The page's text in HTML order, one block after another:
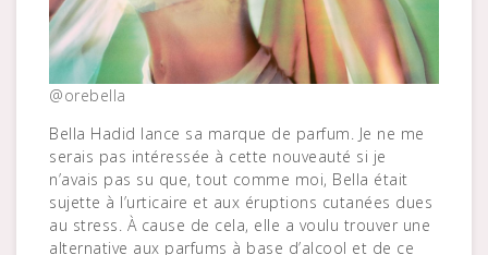
@orebella
Bella Hadid lance sa marque de parfum. Je ne me
serais pas intéressée à cette nouveauté si je
n’avais pas su que, tout comme moi, Bella était
sujette à l’urticaire et aux éruptions cutanées dues
au stress. À cause de cela, elle a voulu trouver une
alternative aux parfums à base d’alcool et de ce